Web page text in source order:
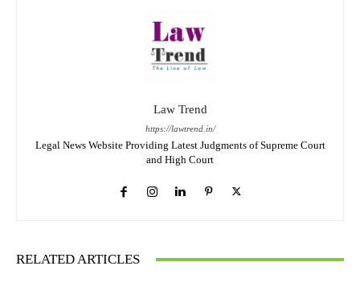
Law Trend
https://lawtrend.in/
Legal News Website Providing Latest Judgments of Supreme Court
and High Court
RELATED ARTICLES